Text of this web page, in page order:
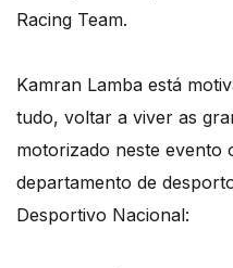
Racing Team.
Kamran Lamba está
tudo, voltar a viver as
motorizado neste evento
departamento de
Desportivo Nacional: